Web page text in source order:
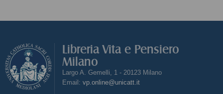
Libreria Vita e Pensiero
Milano
Largo A. Gemelli, 1 - 20123 Milano
Email: vp.online@unicatt.it